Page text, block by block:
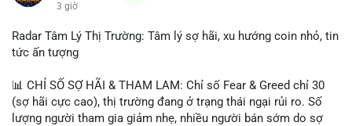
3 giờ
Radar Tâm Lý Thị Trường: Tâm lý sợ hãi, xu hướng coin nhỏ, tin
tức ấn tượng
📊 CHỈ SỐ SỢ HÃI & THAM LAM: Chỉ số Fear & Greed chỉ 30
(sợ hãi cực cao), thị trường đang ở trạng thái ngại rủi ro. Số
lượng người tham gia giảm nhẹ, nhiều người bán sớm do sợ